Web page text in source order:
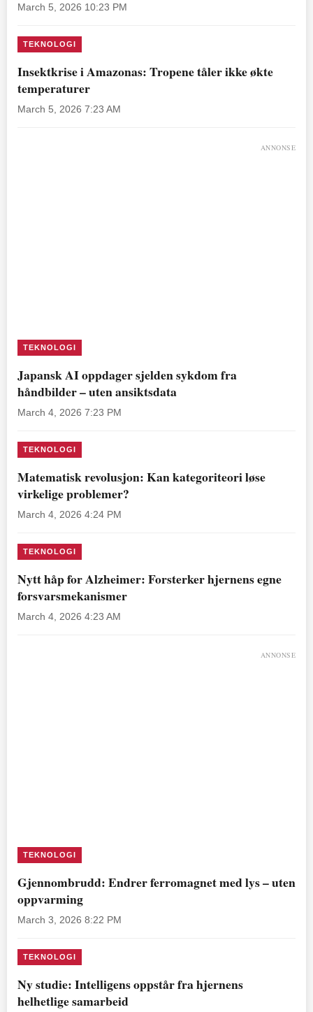
March 5, 2026 10:23 PM
TEKNOLOGI
Insektkrise i Amazonas: Tropene tåler ikke økte
temperaturer
March 5, 2026 7:23 AM
ANNONSE
TEKNOLOGI
Japansk AI oppdager sjelden sykdom fra
håndbilder – uten ansiktsdata
March 4, 2026 7:23 PM
TEKNOLOGI
Matematisk revolusjon: Kan kategoriteori løse
virkelige problemer?
March 4, 2026 4:24 PM
TEKNOLOGI
Nytt håp for Alzheimer: Forsterker hjernens egne
forsvarsmekanismer
March 4, 2026 4:23 AM
ANNONSE
TEKNOLOGI
Gjennombrudd: Endrer ferromagnet med lys – uten
oppvarming
March 3, 2026 8:22 PM
TEKNOLOGI
Ny studie: Intelligens oppstår fra hjernens
helhetlige samarbeid